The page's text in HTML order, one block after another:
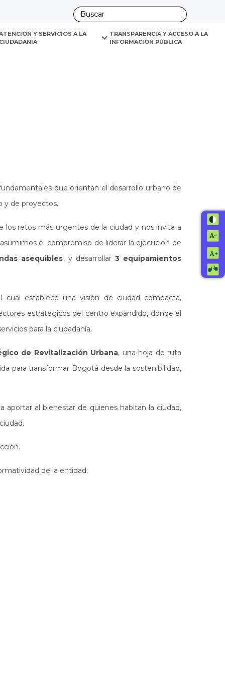
Y SERVICIOS A LA
CIUDADANÍA
TRANSPARENCIA Y ACCESO A LA
INFORMACIÓN PÚBLICA
que orientan el desarrollo urbano de
y de proyectos.
los retos más urgentes de la ciudad y nos invita a
el compromiso de liderar la ejecución de
asequibles, y desarrollar 3 equipamientos
cual establece una visión de ciudad compacta,
estratégicos del centro expandido, donde el
para la ciudadanía.
de Revitalización Urbana, una hoja de ruta
para transformar Bogotá desde la sostenibilidad,
aportar al bienestar de quienes habitan la ciudad,
de la entidad: